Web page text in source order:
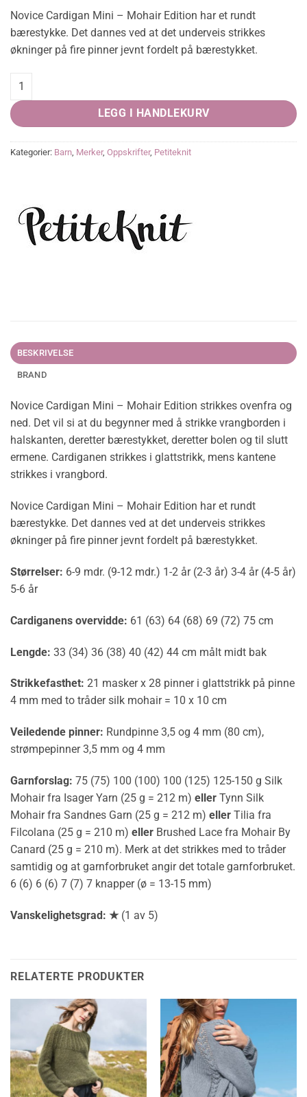
Novice Cardigan Mini – Mohair Edition har et rundt
bærestykke. Det dannes ved at det underveis strikkes
økninger på fire pinner jevnt fordelt på bærestykket.
Novice Cardigan Mini - Mohair Edition quantity
LEGG I HANDLEKURV
Kategorier: Barn Merker, Oppskrifter, Petiteknit
BESKRIVELSE
BRAND
Novice Cardigan Mini – Mohair Edition strikkes ovenfra og
ned. Det vil si at du begynner med å strikke vrangborden i
halskanten, deretter bærestykket, deretter bolen og til slutt
ermene. Cardiganen strikkes i glattstrikk, mens kantene
strikkes i vrangbord.
Novice Cardigan Mini – Mohair Edition har et rundt
bærestykke. Det dannes ved at det underveis strikkes
økninger på fire pinner jevnt fordelt på bærestykket.
Størrelser: 6-9 mdr. (9-12 mdr.) 1-2 år (2-3 år) 3-4 år (4-5 år)
5-6 år
Cardiganens overvidde: 61 (63) 64 (68) 69 (72) 75 cm
Lengde: 33 (34) 36 (38) 40 (42) 44 cm målt midt bak
Strikkefasthet: 21 masker x 28 pinner i glattstrikk på pinne
4 mm med to tråder silk mohair = 10 x 10 cm
Veiledende pinner: Rundpinne 3,5 og 4 mm (80 cm),
strømpepinner 3,5 mm og 4 mm
Garnforslag: 75 (75) 100 (100) 100 (125) 125-150 g Silk
Mohair fra Isager Yarn (25 g = 212 m) eller Tynn Silk
Mohair fra Sandnes Garn (25 g = 212 m) eller Tilia fra
Filcolana (25 g = 210 m) eller Brushed Lace fra Mohair By
Canard (25 g = 210 m). Merk at det strikkes med to tråder
samtidig og at garnforbruket angir det totale garnforbruket.
6 (6) 6 (6) 7 (7) 7 knapper (ø = 13-15 mm)
Vanskelighetsgrad: ★(1 av 5)
RELATERTE PRODUKTER